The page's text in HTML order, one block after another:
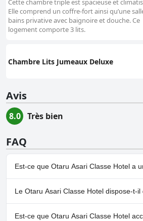
Cette chambre triple est spacieuse et
Elle comprend un coffre-fort ainsi qu’une
bains privative avec baignoire et douche. Ce
logement comporte 3 lits.
Chambre Lits Jumeaux Deluxe
Avis
8.0 Très bien
FAQ
Est-ce que Otaru Asari Classe Hotel a
Oui, Otaru Asari Classe Hotel dispose de
une ou plusieurs des catégories suivantes :
Piscine Intérieure.
Le Otaru Asari Classe Hotel dispose-t-il
Oui, un spa est disponible à Otaru Asari
Est-ce que Otaru Asari Classe Hotel